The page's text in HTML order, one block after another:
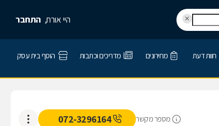
היי אורח, התחבר
חוות דעת מחירונים מדריכים וכתבות הוסף בית עסק
מספר מקשר 072-3296164